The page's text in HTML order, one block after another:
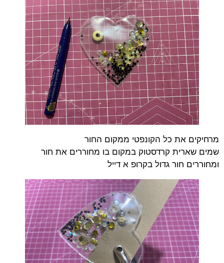
מרחיקים את כל הקונפטי ממקום החור
שמים שארית קרדסטוק במקום בו מחוררים את חור
ומחוררים חור גדול בקרופ א דייל